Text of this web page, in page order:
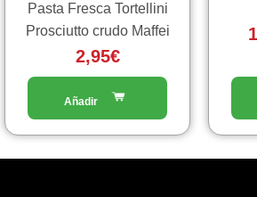
Pasta Fresca Tortellini
Prosciutto crudo Maffei
2,95€
pagina